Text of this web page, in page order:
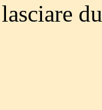
lasciare